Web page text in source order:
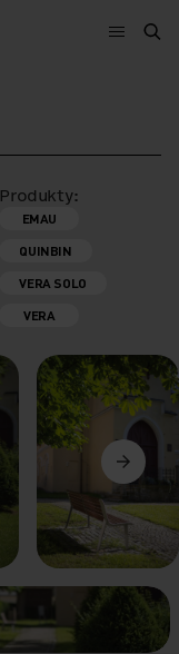
Menu
Produkty:
EMAU
QUINBIN
VERA SOLO
VERA
Ďalší